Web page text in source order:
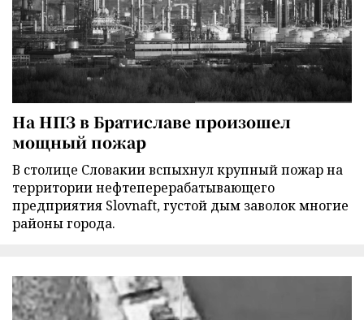
На НПЗ в Братиславе произошел
мощный пожар
В столице Словакии вспыхнул крупный пожар на
территории нефтеперерабатывающего
предприятия Slovnaft, густой дым заволок многие
районы города.